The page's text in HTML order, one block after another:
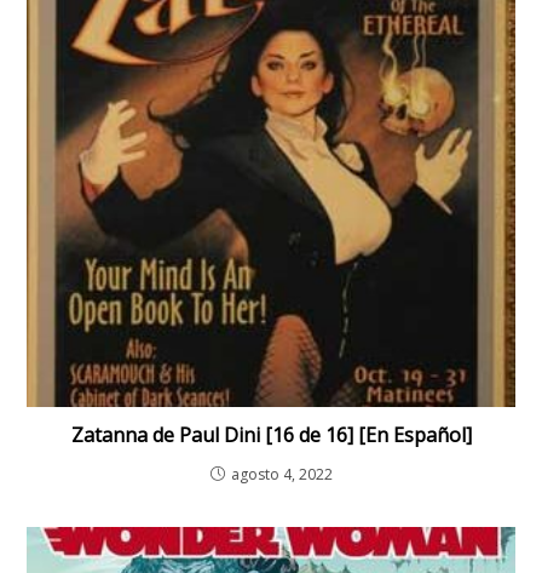
Zatanna de Paul Dini [16 de 16] [En Español]
agosto 4, 2022